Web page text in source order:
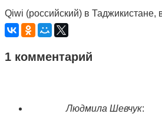
Qiwi (российский) в Таджикистане,
1 комментарий
Людмила Шевчук: